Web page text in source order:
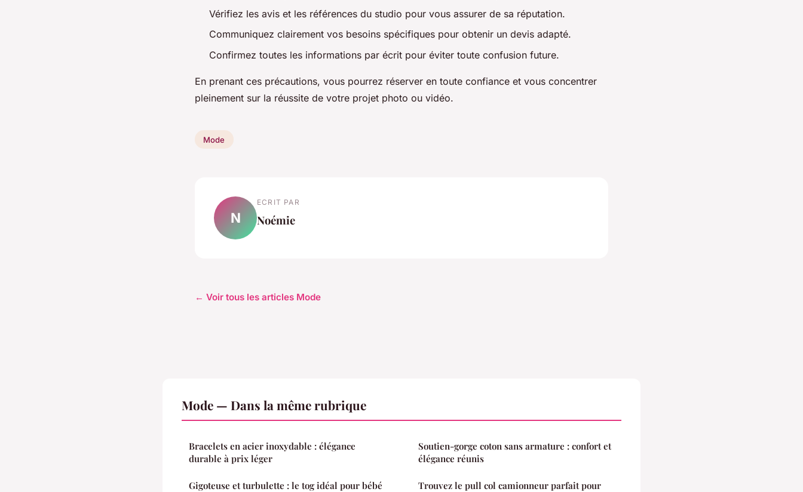
Vérifiez les avis et les références du studio pour vous assurer de sa réputation.
Communiquez clairement vos besoins spécifiques pour obtenir un devis adapté.
Confirmez toutes les informations par écrit pour éviter toute confusion future.
En prenant ces précautions, vous pourrez réserver en toute confiance et vous concentrer
pleinement sur la réussite de votre projet photo ou vidéo.
Mode
N
ECRIT PAR
Noémie
← Voir tous les articles Mode
Mode — Dans la même rubrique
Bracelets en acier inoxydable : élégance
durable à prix léger
Gigoteuse et turbulette : le tog idéal pour bébé
Soutien-gorge coton sans armature : confort et
élégance réunis
Trouvez le pull col camionneur parfait pour